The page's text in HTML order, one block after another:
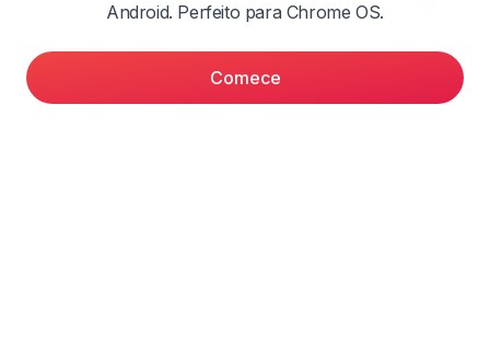
Android. Perfeito para Chrome OS.
Comece